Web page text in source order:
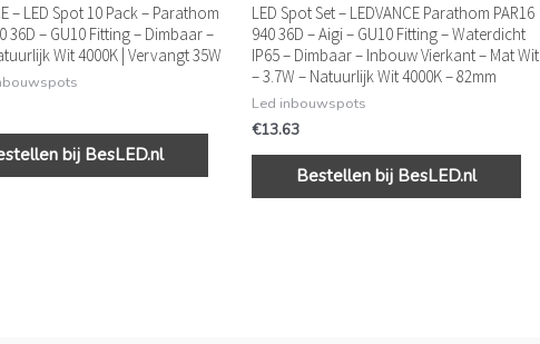
– LED Spot 10 Pack – Parathom
36D – GU10 Fitting – Dimbaar –
Wit 4000K | Vervangt 35W
bij BesLED.nl
LED Spot Set – LEDVANCE Parathom PAR16
940 36D – Aigi – GU10 Fitting – Waterdicht
IP65 – Dimbaar – Inbouw Vierkant – Mat Wit
– 3.7W – Natuurlijk Wit 4000K – 82mm
Led inbouwspots
€13.63
Bestellen bij BesLED.nl